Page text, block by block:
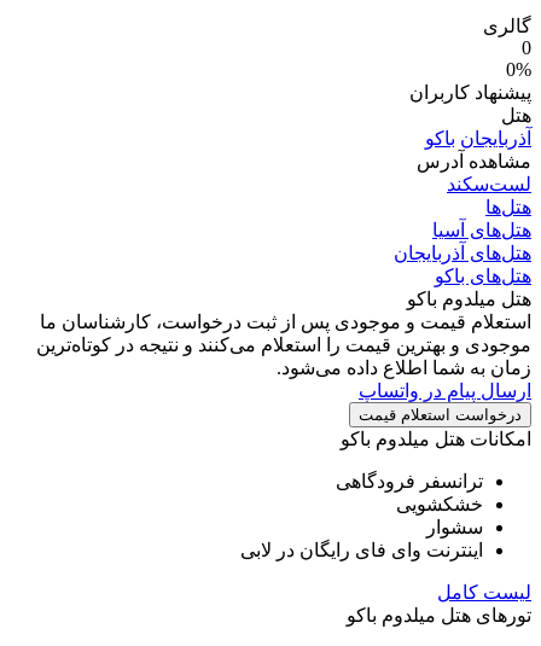
گالری
0
0%
پیشنهاد کاربران
هتل
آذربایجان باکو
مشاهده آدرس
لست‌سکند
هتل‌ها
هتل‌های آسیا
هتل‌های آذربایجان
هتل‌های باکو
هتل میلدوم باکو
استعلام قیمت و موجودی پس از ثبت درخواست، کارشناسان ما
موجودی و بهترین قیمت را استعلام می‌کنند و نتیجه در کوتاه‌ترین
زمان به شما اطلاع داده می‌شود.
ارسال پیام در واتساپ
درخواست استعلام قیمت
امکانات هتل میلدوم باکو
ترانسفر فرودگاهی
خشکشویی
سشوار
اینترنت وای فای رایگان در لابی
لیست کامل
تورهای هتل میلدوم باکو